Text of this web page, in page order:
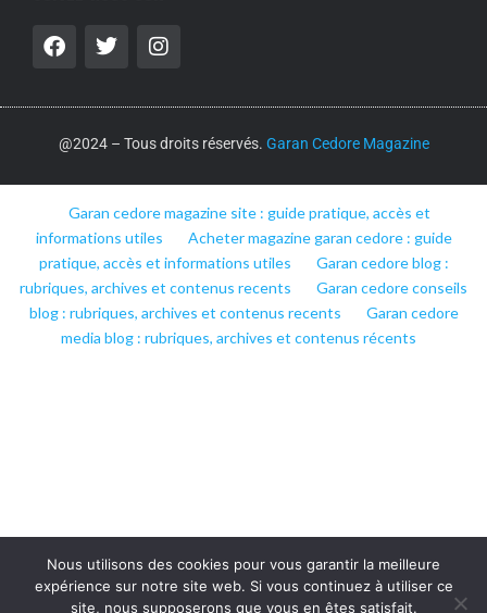
@2024 – Tous droits réservés. Garan Cedore Magazine
Garan cedore magazine site : guide pratique, accès et
informations utiles
Acheter magazine garan cedore : guide
pratique, accès et informations utiles
Garan cedore blog :
rubriques, archives et contenus recents
Garan cedore conseils
blog : rubriques, archives et contenus recents
Garan cedore
media blog : rubriques, archives et contenus récents
Nous utilisons des cookies pour vous garantir la meilleure
expérience sur notre site web. Si vous continuez à utiliser ce
site, nous supposerons que vous en êtes satisfait.